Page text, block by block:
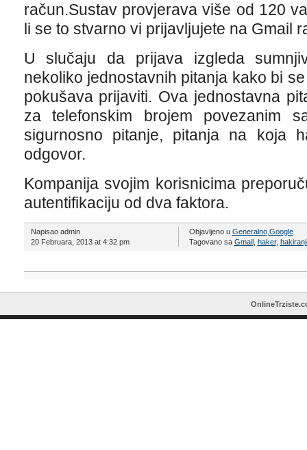
račun.Sustav provjerava više od 120
li se to stvarno vi prijavljujete na Gmail
U slučaju da prijava izgleda
nekoliko jednostavnih pitanja kako bi
pokušava prijaviti. Ova jednostavna
za telefonskim brojem povezanim
sigurnosno pitanje, pitanja na koja
odgovor.
Kompanija svojim korisnicima
autentifikaciju od dva faktora.
Napisao admin
20 Februara, 2013 at 4:32 pm
Objavljeno u Generalno, Google
Tagovano sa Gmail, haker,